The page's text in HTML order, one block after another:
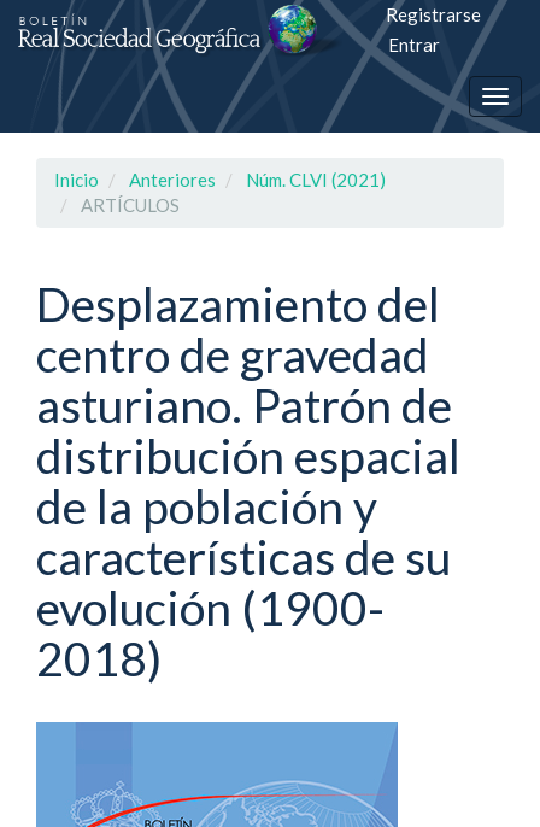
Salto
rápiso
a
página
contenido
Navegación
principal
Contenido
principal
Barra
lateral
Registrarse
Entrar
Inicio Anteriores
Núm. CLVI (2021)
ARTÍCULOS
Desplazamiento del
centro de gravedad
asturiano. Patrón de
distribución espacial
de la población y
características de su
evolución (1900-
2018)
lateral